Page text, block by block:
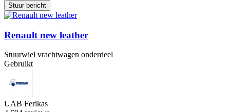
Stuur bericht
Renault new leather
Stuurwiel vrachtwagen onderdeel
Gebruikt
UAB Ferikas